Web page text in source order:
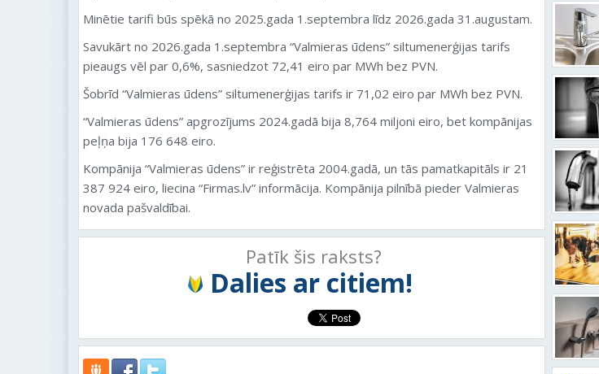
Minētie tarifi būs spēkā no 2025.gada 1.septembra līdz 2026.gada 31.augustam.
Savukārt no 2026.gada 1.septembra “Valmieras ūdens” siltumenerģijas tarifs
pieaugs vēl par 0,6%, sasniedzot 72,41 eiro par MWh bez PVN.
Šobrīd “Valmieras ūdens” siltumenerģijas tarifs ir 71,02 eiro par MWh bez PVN.
“Valmieras ūdens” apgrozījums 2024.gadā bija 8,764 miljoni eiro, bet kompānijas
peļņa bija 176 648 eiro.
Kompānija “Valmieras ūdens” ir reģistrēta 2004.gadā, un tās pamatkapitāls ir 21
387 924 eiro, liecina “Firmas.lv” informācija. Kompānija pilnībā pieder Valmieras
novada pašvaldībai.
Patīk šis raksts?
Dalies ar citiem!